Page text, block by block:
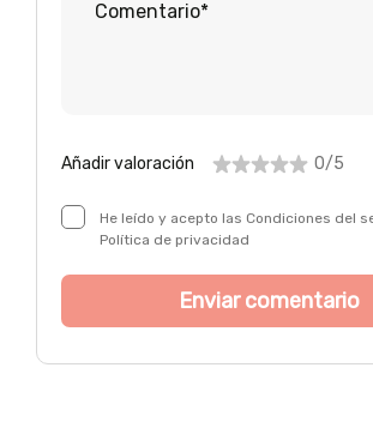
Añadir valoración 0/5
He leído y acepto las Condiciones del
Política de privacidad